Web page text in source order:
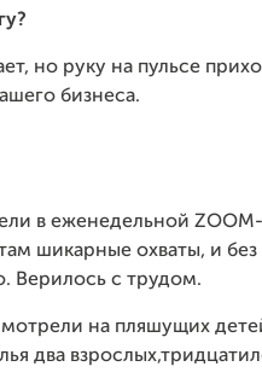
но руку на пульсе
бизнеса.
в еженедельной
шикарные охваты, и
Верилось с трудом.
на пляшущих
два